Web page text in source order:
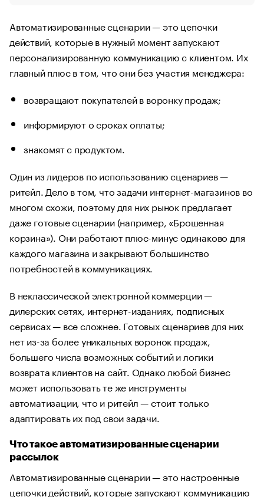
Автоматизированные сценарии — это цепочки
действий, которые в нужный момент запускают
персонализированную коммуникацию с клиентом. Их
главный плюс в том, что они без участия менеджера:
возвращают покупателей в воронку продаж;
информируют о сроках оплаты;
знакомят с продуктом.
Один из лидеров по использованию сценариев —
ритейл. Дело в том, что задачи интернет-магазинов во
многом схожи, поэтому для них рынок предлагает
даже готовые сценарии (например, «Брошенная
корзина»). Они работают плюс-минус одинаково для
каждого магазина и закрывают большинство
потребностей в коммуникациях.
В неклассической электронной коммерции —
дилерских сетях, интернет-изданиях, подписных
сервисах — все сложнее. Готовых сценариев для них
нет из-за более уникальных воронок продаж,
большего числа возможных событий и логики
возврата клиентов на сайт. Однако любой бизнес
может использовать те же инструменты
автоматизации, что и ритейл — стоит только
адаптировать их под свои задачи.
Что такое автоматизированные сценарии
рассылок
Автоматизированные сценарии — это настроенные
цепочки действий, которые запускают коммуникацию